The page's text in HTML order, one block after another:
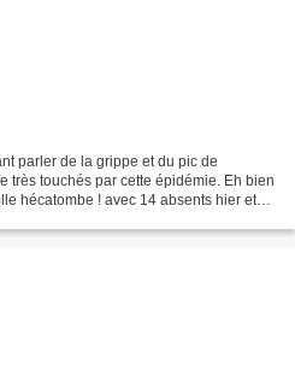
parler de la grippe et du pic de
très touchés par cette épidémie. Eh bien
hécatombe ! avec 14 absents hier et